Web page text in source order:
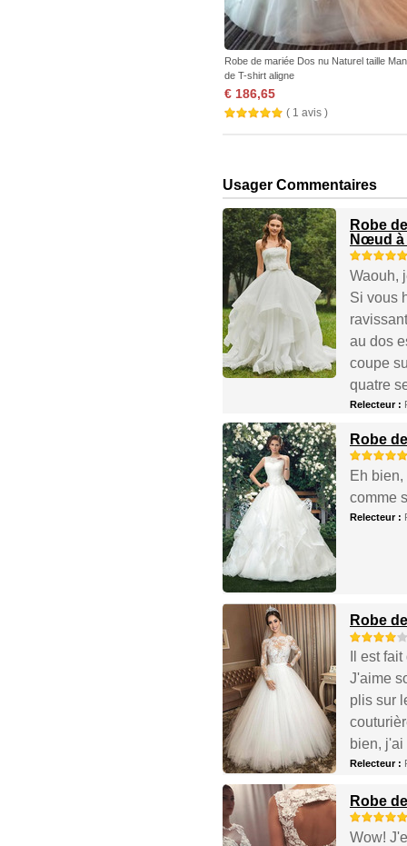
Robe de mariée Dos nu Naturel taille
de T-shirt aligne
€ 186,65
( 1 avis )
Usager Commentaires
Robe
Nœud à
Waouh,
Si vous
au dos
coupe
quatre
Relecteur :
Robe
Eh
comme
Relecteur :
Robe
Il est
J'aime
plis sur
bien, j'ai
Relecteur :
Robe
Wow!